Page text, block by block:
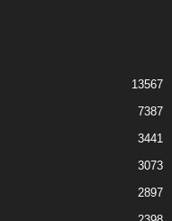
13567
7387
3441
3073
2897